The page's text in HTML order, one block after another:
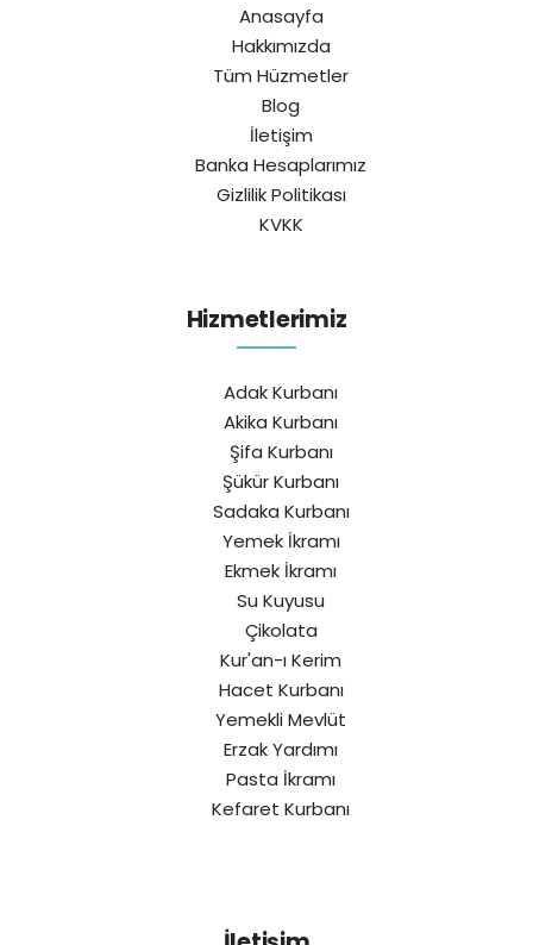
Anasayfa
Hakkımızda
Tüm Hüzmetler
Blog
İletişim
Banka Hesaplarımız
Gizlilik Politikası
KVKK
Hizmetlerimiz
Adak Kurbanı
Akika Kurbanı
Şifa Kurbanı
Şükür Kurbanı
Sadaka Kurbanı
Yemek İkramı
Ekmek İkramı
Su Kuyusu
Çikolata
Kur'an-ı Kerim
Hacet Kurbanı
Yemekli Mevlüt
Erzak Yardımı
Pasta İkramı
Kefaret Kurbanı